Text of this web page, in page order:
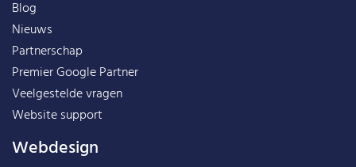
Blog
Nieuws
Partnerschap
Premier Google Partner
Veelgestelde vragen
Website support
Webdesign